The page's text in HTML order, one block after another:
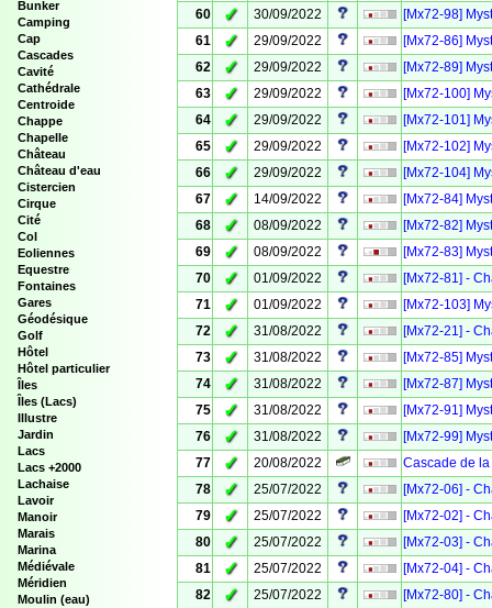
Bunker
Camping
Cap
Cascades
Cavité
Cathédrale
Centroide
Chappe
Chapelle
Château
Château d'eau
Cistercien
Cirque
Cité
Col
Eoliennes
Equestre
Fontaines
Gares
Géodésique
Golf
Hôtel
Hôtel particulier
Îles
Îles (Lacs)
Illustre
Jardin
Lacs
Lacs +2000
Lachaise
Lavoir
Manoir
Marais
Marina
Médiévale
Méridien
Moulin (eau)
60
✓ 30/09/2022
[Mx72-98]
61
✓ 29/09/2022
[Mx72-86]
62
✓ 29/09/2022
[Mx72-89]
63
✓ 29/09/2022
[Mx72-100]
64
✓ 29/09/2022
[Mx72-101]
65
✓ 29/09/2022
[Mx72-102]
66
✓ 29/09/2022
[Mx72-104]
67
✓ 14/09/2022
[Mx72-84]
68
✓ 08/09/2022
[Mx72-82]
69
✓ 08/09/2022
[Mx72-83]
70
✓ 01/09/2022
[Mx72-81] -
71
✓ 01/09/2022
[Mx72-103]
72
✓ 31/08/2022
[Mx72-21] -
73
✓ 31/08/2022
[Mx72-85]
74
✓ 31/08/2022
[Mx72-87]
75
✓ 31/08/2022
[Mx72-91]
76
✓ 31/08/2022
[Mx72-99]
77
✓ 20/08/2022
Cascade de
78
✓ 25/07/2022
[Mx72-06] -
79
✓ 25/07/2022
[Mx72-02] -
80
✓ 25/07/2022
[Mx72-03] -
81
✓ 25/07/2022
[Mx72-04] -
82
✓ 25/07/2022
[Mx72-80] -